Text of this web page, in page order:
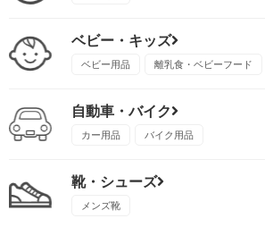
ベビー・キッズ
ベビー用品 離乳食・ベビーフード
自動車・バイク
カー用品 バイク用品
靴・シューズ
メンズ靴